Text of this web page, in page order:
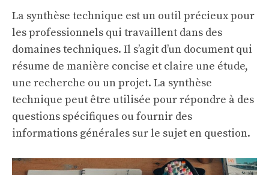
La synthèse technique est un outil précieux pour
les professionnels qui travaillent dans des
domaines techniques. Il s’agit d’un document qui
résume de manière concise et claire une étude,
une recherche ou un projet. La synthèse
technique peut être utilisée pour répondre à des
questions spécifiques ou fournir des
informations générales sur le sujet en question.